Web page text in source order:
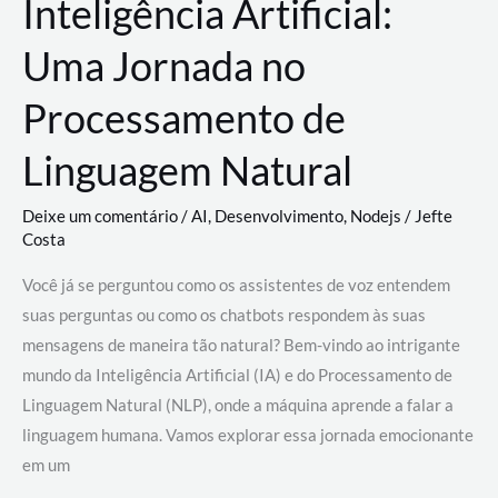
Inteligência Artificial:
Uma Jornada no
Processamento de
Linguagem Natural
Deixe um comentário/AI, Desenvolvimento, Nodejs / Jefte
Costa
Você já se perguntou como os assistentes de voz entendem
suas perguntas ou como os chatbots respondem às suas
mensagens de maneira tão natural? Bem-vindo ao intrigante
mundo da Inteligência Artificial (IA) e do Processamento de
Linguagem Natural (NLP), onde a máquina aprende a falar a
linguagem humana. Vamos explorar essa jornada emocionante
em um